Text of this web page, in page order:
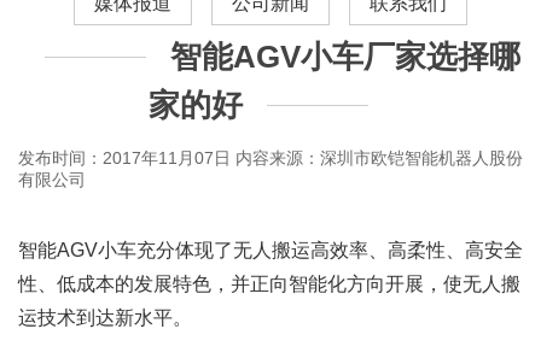
智能AGV小车厂家选择哪
家的好
发布时间：2017年11月07日 内容来源：深圳市欧铠智能机器人股份
有限公司
智能AGV小车充分体现了无人搬运高效率、高柔性、高安全
性、低成本的发展特色，并正向智能化方向开展，使无人搬
运技术到达新水平。